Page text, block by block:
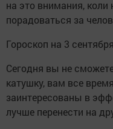
на это внимания, коли
порадоваться за
Гороскоп на 3
Сегодня вы не
катушку, вам все
заинтересованы в
лучше перенести на